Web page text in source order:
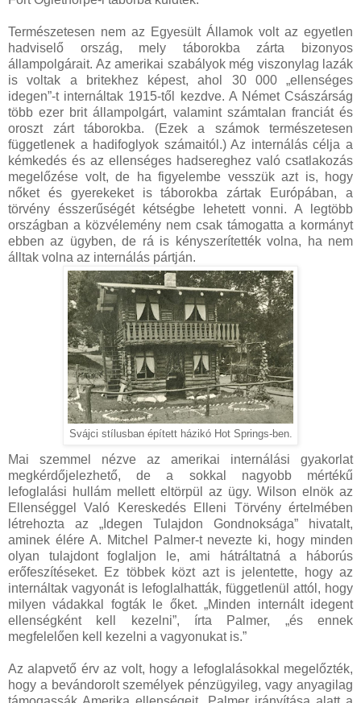
Természetesen nem az Egyesült Államok volt az egyetlen
hadviselő ország, mely táborokba zárta bizonyos
állampolgárait. Az amerikai szabályok még viszonylag lazák
is voltak a britekhez képest, ahol 30 000 „ellenséges
idegen”-t internáltak 1915-től kezdve. A Német Császárság
több ezer brit állampolgárt, valamint számtalan franciát és
oroszt zárt táborokba. (Ezek a számok természetesen
függetlenek a hadifoglyok számaitól.) Az internálás célja a
kémkedés és az ellenséges hadsereghez való csatlakozás
megelőzése volt, de ha figyelembe vesszük azt is, hogy
nőket és gyerekeket is táborokba zártak Európában, a
törvény ésszerűségét kétségbe lehetett vonni. A legtöbb
országban a közvélemény nem csak támogatta a kormányt
ebben az ügyben, de rá is kényszerítették volna, ha nem
álltak volna az internálás pártján.
Svájci stílusban épített házikó Hot Springs-ben.
Mai szemmel nézve az amerikai internálási gyakorlat
megkérdőjelezhető, de a sokkal nagyobb mértékű
lefoglalási hullám mellett eltörpül az ügy. Wilson elnök az
Ellenséggel Való Kereskedés Elleni Törvény értelmében
létrehozta az „Idegen Tulajdon Gondnoksága” hivatalt,
aminek élére A. Mitchel Palmer-t nevezte ki, hogy minden
olyan tulajdont foglaljon le, ami hátráltatná a háborús
erőfeszítéseket. Ez többek közt azt is jelentette, hogy az
internáltak vagyonát is lefoglalhatták, függetlenül attól, hogy
milyen vádakkal fogták le őket. „Minden internált idegent
ellenségként kell kezelni”, írta Palmer, „és ennek
megfelelően kell kezelni a vagyonukat is.”
Az alapvető érv az volt, hogy a lefoglalásokkal megelőzték,
hogy a bevándorolt személyek pénzügyileg, vagy anyagilag